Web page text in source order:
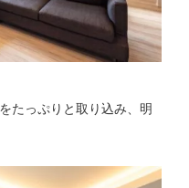
たっぷりと取り込み、明